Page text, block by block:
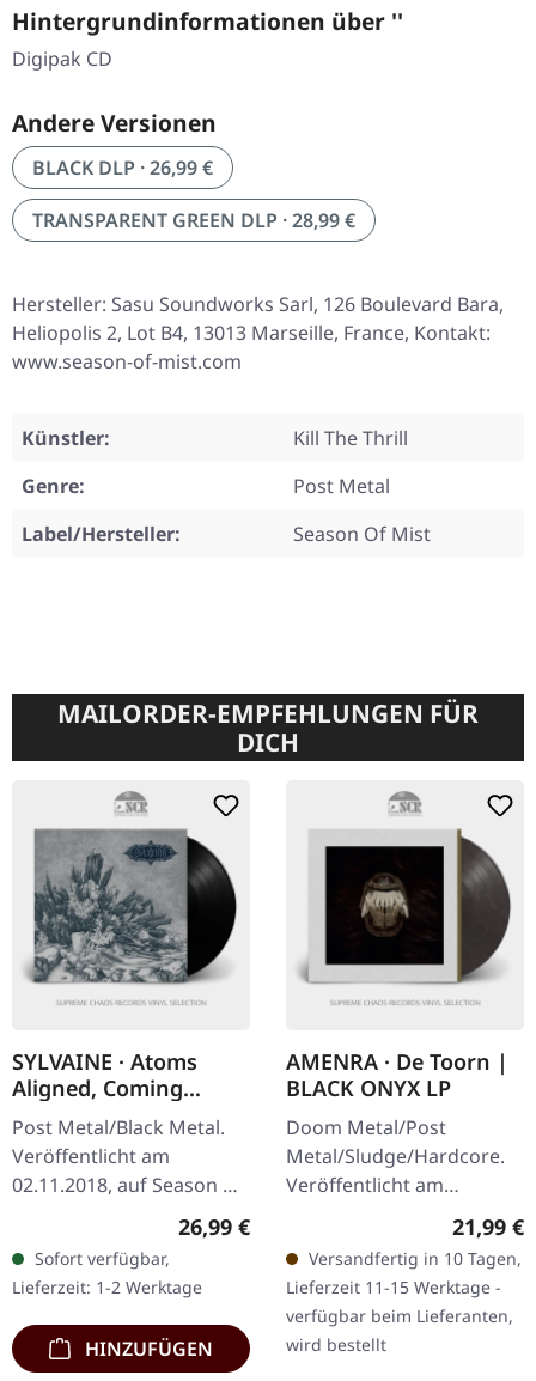
Hintergrundinformationen über ''
Digipak CD
Andere Versionen
BLACK DLP · 26,99 €
TRANSPARENT GREEN DLP · 28,99 €
Hersteller: Sasu Soundworks Sarl, 126 Boulevard Bara,
Heliopolis 2, Lot B4, 13013 Marseille, France, Kontakt:
www.season-of-mist.com
Künstler:
Kill The Thrill
Genre:
Post Metal
Label/Hersteller:
Season Of Mist
MAILORDER-EMPFEHLUNGEN FÜR
DICH
SYLVAINE · Atoms
Aligned, Coming
Undone | BLACK LP
Post Metal/Black Metal.
Veröffentlicht am
02.11.2018, auf Season Of
Mist. Schwarzes Vinyl im
Gatefold-Cover mit Insert.
"Atoms Aligned, Coming…
Regulärer Preis:
26,99 €
Sofort verfügbar,
Lieferzeit: 1-2 Werktage
HINZUFÜGEN
AMENRA · De Toorn |
BLACK ONYX LP
Doom Metal/Post
Metal/Sludge/Hardcore.
Veröffentlicht am
28.03.2025, auf Relapse
Records. Schwarz Onyx
mehrfarbig marmoriertes
Vinyl. Die belgischen…
21,99 €
Versandfertig in 10 Tagen,
Lieferzeit 11-15 Werktage -
verfügbar beim Lieferanten,
wird bestellt